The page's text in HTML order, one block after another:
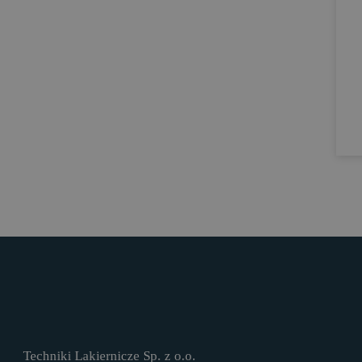
Techniki Lakiernicze Sp. z o.o.